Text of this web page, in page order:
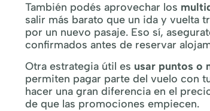
También podés aprovechar los
salir más barato que un ida y vuelta
por un nuevo pasaje. Eso sí,
confirmados antes de reservar
Otra estrategia útil es usar puntos o
permiten pagar parte del vuelo con
hacer una gran diferencia en el
de que las promociones empiecen.